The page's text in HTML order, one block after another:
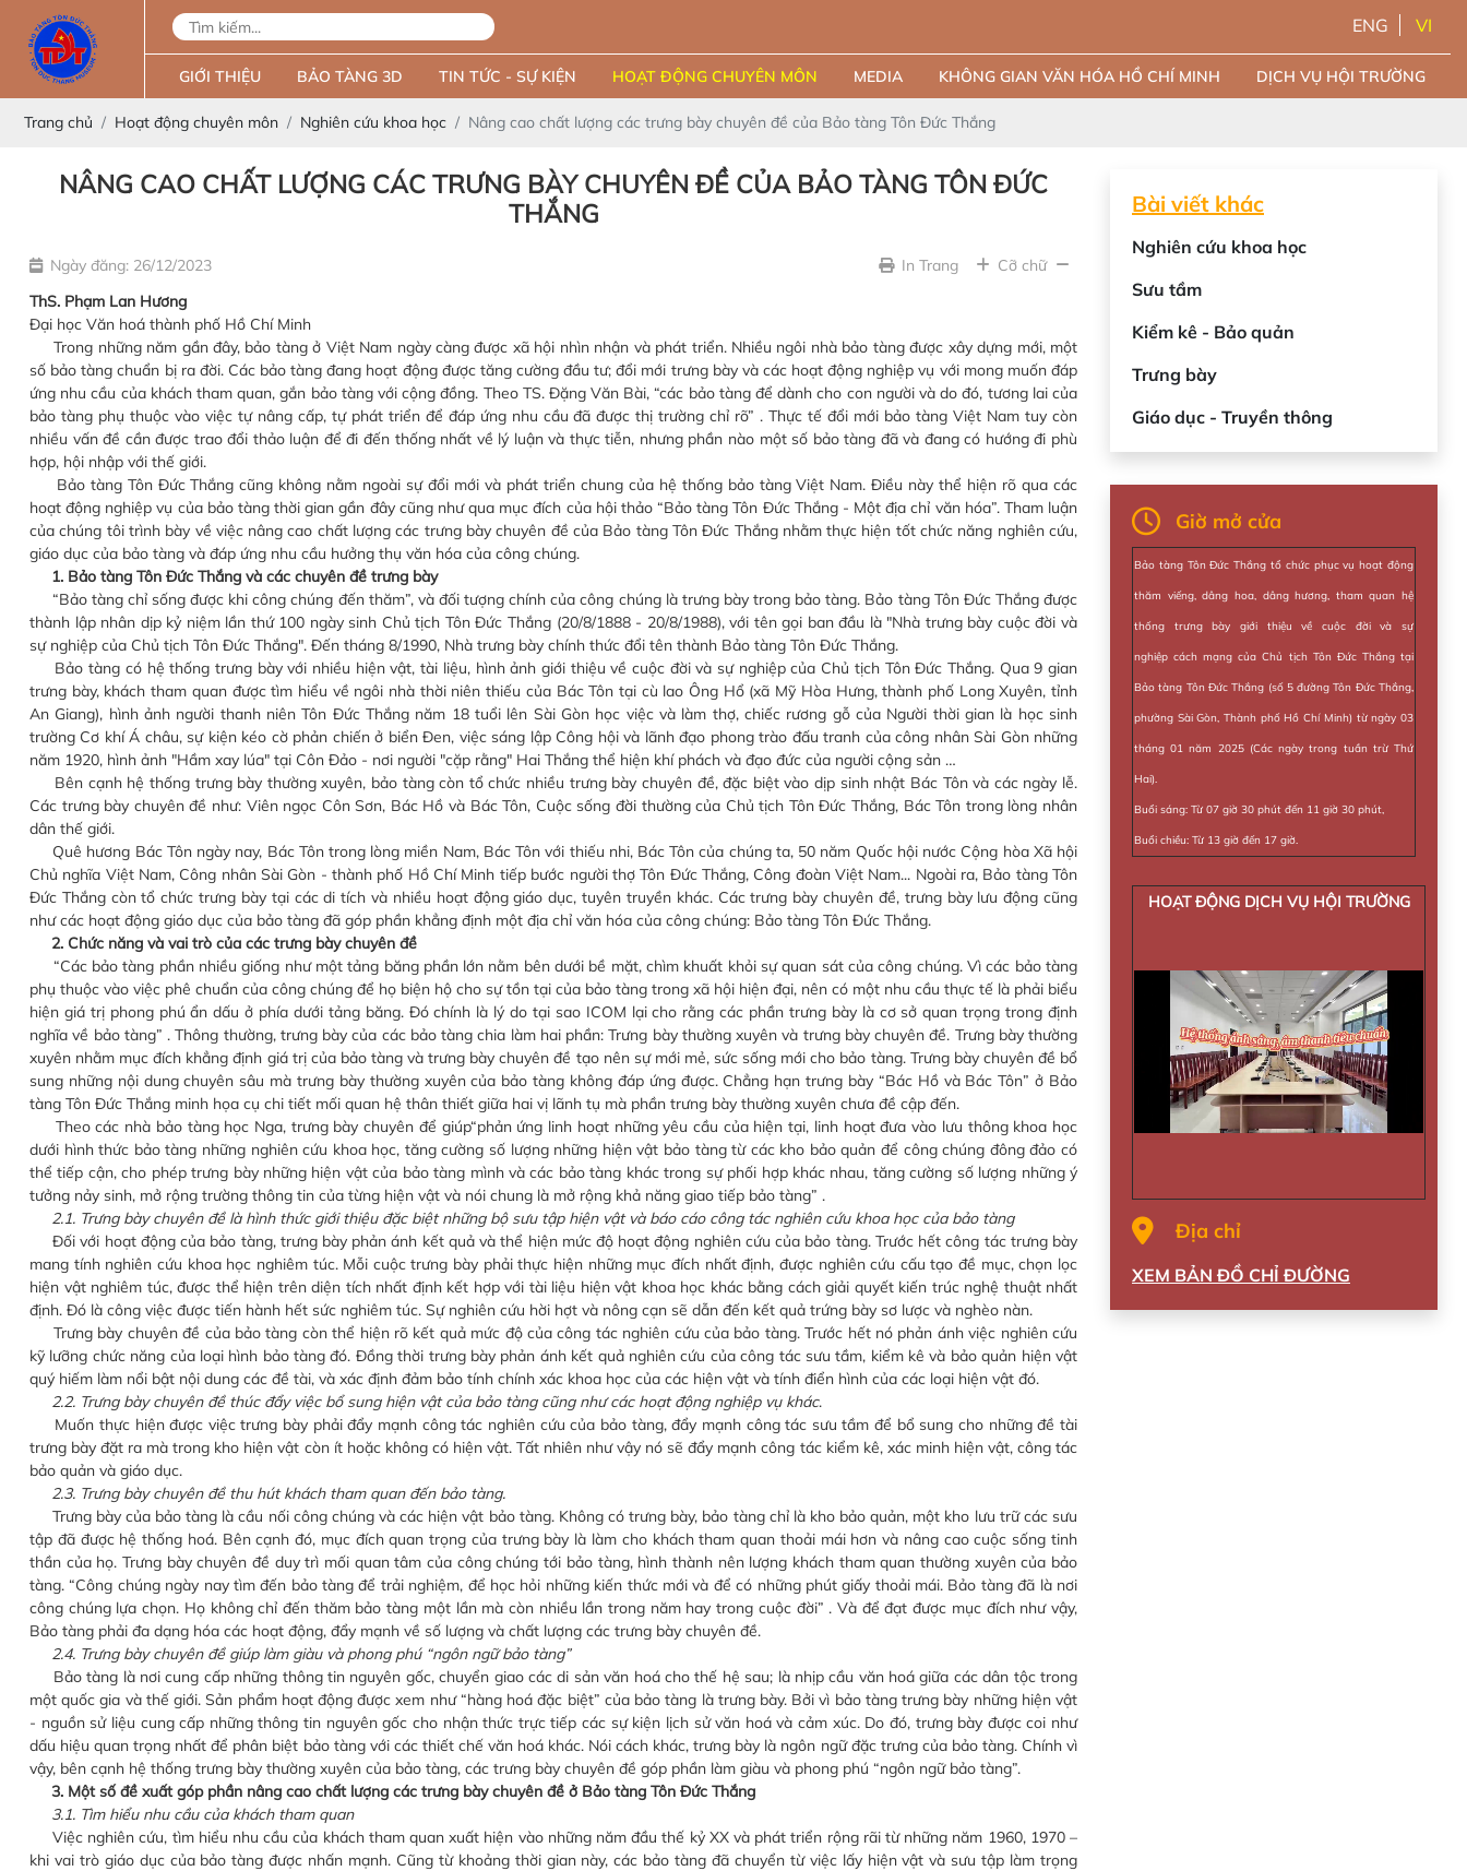
ENG VI
GIỚI THIỆU BẢO TÀNG 3D TIN TỨC - SỰ KIỆN HOẠT ĐỘNG CHUYÊN MÔN MEDIA KHÔNG GIAN VĂN HÓA HỒ CHÍ MINH DỊCH VỤ HỘI TRƯỜNG
Trang chủ Hoạt động chuyên môn Nghiên cứu khoa học Nâng cao chất lượng các trưng bày chuyên đề của Bảo tàng Tôn Đức Thắng
NÂNG CAO CHẤT LƯỢNG CÁC TRƯNG BÀY CHUYÊN ĐỀ CỦA BẢO TÀNG TÔN ĐỨC
THẮNG
Ngày đăng: 26/12/2023 In Trang
Cỡ chữ
ThS. Phạm Lan Hương
Đại học Văn hoá thành phố Hồ Chí Minh
Trong những năm gần đây, bảo tàng ở Việt Nam ngày càng được xã hội nhìn nhận và phát triển. Nhiều ngôi nhà bảo tàng được xây dựng mới, một
số bảo tàng chuẩn bị ra đời. Các bảo tàng đang hoạt động được tăng cường đầu tư; đổi mới trưng bày và các hoạt động nghiệp vụ với mong muốn đáp
ứng nhu cầu của khách tham quan, gắn bảo tàng với cộng đồng. Theo TS. Đặng Văn Bài, “các bảo tàng để dành cho con người và do đó, tương lai của
bảo tàng phụ thuộc vào việc tự nâng cấp, tự phát triển để đáp ứng nhu cầu đã được thị trường chỉ rõ” . Thực tế đổi mới bảo tàng Việt Nam tuy còn
nhiều vấn đề cần được trao đổi thảo luận để đi đến thống nhất về lý luận và thực tiễn, nhưng phần nào một số bảo tàng đã và đang có hướng đi phù
hợp, hội nhập với thế giới.
Bảo tàng Tôn Đức Thắng cũng không nằm ngoài sự đổi mới và phát triển chung của hệ thống bảo tàng Việt Nam. Điều này thể hiện rõ qua các
hoạt động nghiệp vụ của bảo tàng thời gian gần đây cũng như qua mục đích của hội thảo “Bảo tàng Tôn Đức Thắng - Một địa chỉ văn hóa”. Tham luận
của chúng tôi trình bày về việc nâng cao chất lượng các trưng bày chuyên đề của Bảo tàng Tôn Đức Thắng nhằm thực hiện tốt chức năng nghiên cứu,
giáo dục của bảo tàng và đáp ứng nhu cầu hưởng thụ văn hóa của công chúng.
1. Bảo tàng Tôn Đức Thắng và các chuyên đề trưng bày
“Bảo tàng chỉ sống được khi công chúng đến thăm”, và đối tượng chính của công chúng là trưng bày trong bảo tàng. Bảo tàng Tôn Đức Thắng được
thành lập nhân dịp kỷ niệm lần thứ 100 ngày sinh Chủ tịch Tôn Đức Thắng (20/8/1888 - 20/8/1988), với tên gọi ban đầu là "Nhà trưng bày cuộc đời và
sự nghiệp của Chủ tịch Tôn Đức Thắng". Đến tháng 8/1990, Nhà trưng bày chính thức đổi tên thành Bảo tàng Tôn Đức Thắng.
Bảo tàng có hệ thống trưng bày với nhiều hiện vật, tài liệu, hình ảnh giới thiệu về cuộc đời và sự nghiệp của Chủ tịch Tôn Đức Thắng. Qua 9 gian
trưng bày, khách tham quan được tìm hiểu về ngôi nhà thời niên thiếu của Bác Tôn tại cù lao Ông Hổ (xã Mỹ Hòa Hưng, thành phố Long Xuyên, tỉnh
An Giang), hình ảnh người thanh niên Tôn Đức Thắng năm 18 tuổi lên Sài Gòn học việc và làm thợ, chiếc rương gỗ của Người thời gian là học sinh
trường Cơ khí Á châu, sự kiện kéo cờ phản chiến ở biển Đen, việc sáng lập Công hội và lãnh đạo phong trào đấu tranh của công nhân Sài Gòn những
năm 1920, hình ảnh "Hầm xay lúa" tại Côn Đảo - nơi người "cặp rằng" Hai Thắng thể hiện khí phách và đạo đức của người cộng sản …
Bên cạnh hệ thống trưng bày thường xuyên, bảo tàng còn tổ chức nhiều trưng bày chuyên đề, đặc biệt vào dịp sinh nhật Bác Tôn và các ngày lễ.
Các trưng bày chuyên đề như: Viên ngọc Côn Sơn, Bác Hồ và Bác Tôn, Cuộc sống đời thường của Chủ tịch Tôn Đức Thắng, Bác Tôn trong lòng nhân
dân thế giới.
Quê hương Bác Tôn ngày nay, Bác Tôn trong lòng miền Nam, Bác Tôn với thiếu nhi, Bác Tôn của chúng ta, 50 năm Quốc hội nước Cộng hòa Xã hội
Chủ nghĩa Việt Nam, Công nhân Sài Gòn - thành phố Hồ Chí Minh tiếp bước người thợ Tôn Đức Thắng, Công đoàn Việt Nam... Ngoài ra, Bảo tàng Tôn
Đức Thắng còn tổ chức trưng bày tại các di tích và nhiều hoạt động giáo dục, tuyên truyền khác. Các trưng bày chuyên đề, trưng bày lưu động cũng
như các hoạt động giáo dục của bảo tàng đã góp phần khẳng định một địa chỉ văn hóa của công chúng: Bảo tàng Tôn Đức Thắng.
2. Chức năng và vai trò của các trưng bày chuyên đề
“Các bảo tàng phần nhiều giống như một tảng băng phần lớn nằm bên dưới bề mặt, chìm khuất khỏi sự quan sát của công chúng. Vì các bảo tàng
phụ thuộc vào việc phê chuẩn của công chúng để họ biện hộ cho sự tồn tại của bảo tàng trong xã hội hiện đại, nên có một nhu cầu thực tế là phải biểu
hiện giá trị phong phú ẩn dấu ở phía dưới tảng băng. Đó chính là lý do tại sao ICOM lại cho rằng các phần trưng bày là cơ sở quan trọng trong định
nghĩa về bảo tàng” . Thông thường, trưng bày của các bảo tàng chia làm hai phần: Trưng bày thường xuyên và trưng bày chuyên đề. Trưng bày thường
xuyên nhằm mục đích khẳng định giá trị của bảo tàng và trưng bày chuyên đề tạo nên sự mới mẻ, sức sống mới cho bảo tàng. Trưng bày chuyên đề bổ
sung những nội dung chuyên sâu mà trưng bày thường xuyên của bảo tàng không đáp ứng được. Chẳng hạn trưng bày “Bác Hồ và Bác Tôn” ở Bảo
tàng Tôn Đức Thắng minh họa cụ chi tiết mối quan hệ thân thiết giữa hai vị lãnh tụ mà phần trưng bày thường xuyên chưa đề cập đến.
Theo các nhà bảo tàng học Nga, trưng bày chuyên để giúp“phản ứng linh hoạt những yêu cầu của hiện tại, linh hoạt đưa vào lưu thông khoa học
dưới hình thức bảo tàng những nghiên cứu khoa học, tăng cường số lượng những hiện vật bảo tàng từ các kho bảo quản để công chúng đông đảo có
thể tiếp cận, cho phép trưng bày những hiện vật của bảo tàng mình và các bảo tàng khác trong sự phối hợp khác nhau, tăng cường số lượng những ý
tưởng nảy sinh, mở rộng trường thông tin của từng hiện vật và nói chung là mở rộng khả năng giao tiếp bảo tàng” .
2.1. Trưng bày chuyên đề là hình thức giới thiệu đặc biệt những bộ sưu tập hiện vật và báo cáo công tác nghiên cứu khoa học của bảo tàng
Đối với hoạt động của bảo tàng, trưng bày phản ánh kết quả và thể hiện mức độ hoạt động nghiên cứu của bảo tàng. Trước hết công tác trưng bày
mang tính nghiên cứu khoa học nghiêm túc. Mỗi cuộc trưng bày phải thực hiện những mục đích nhất định, được nghiên cứu cấu tạo đề mục, chọn lọc
hiện vật nghiêm túc, được thể hiện trên diện tích nhất định kết hợp với tài liệu hiện vật khoa học khác bằng cách giải quyết kiến trúc nghệ thuật nhất
định. Đó là công việc được tiến hành hết sức nghiêm túc. Sự nghiên cứu hời hợt và nông cạn sẽ dẫn đến kết quả trứng bày sơ lược và nghèo nàn.
Trưng bày chuyên đề của bảo tàng còn thể hiện rõ kết quả mức độ của công tác nghiên cứu của bảo tàng. Trước hết nó phản ánh việc nghiên cứu
kỹ lưỡng chức năng của loại hình bảo tàng đó. Đồng thời trưng bày phản ánh kết quả nghiên cứu của công tác sưu tầm, kiểm kê và bảo quản hiện vật
quý hiếm làm nổi bật nội dung các đề tài, và xác định đảm bảo tính chính xác khoa học của các hiện vật và tính điển hình của các loại hiện vật đó.
2.2. Trưng bày chuyên đề thúc đẩy việc bổ sung hiện vật của bảo tàng cũng như các hoạt động nghiệp vụ khác.
Muốn thực hiện được việc trưng bày phải đẩy mạnh công tác nghiên cứu của bảo tàng, đẩy mạnh công tác sưu tầm để bổ sung cho những đề tài
trưng bày đặt ra mà trong kho hiện vật còn ít hoặc không có hiện vật. Tất nhiên như vậy nó sẽ đẩy mạnh công tác kiểm kê, xác minh hiện vật, công tác
bảo quản và giáo dục.
2.3. Trưng bày chuyên đề thu hút khách tham quan đến bảo tàng.
Trưng bày của bảo tàng là cầu nối công chúng và các hiện vật bảo tàng. Không có trưng bày, bảo tàng chỉ là kho bảo quản, một kho lưu trữ các sưu
tập đã được hệ thống hoá. Bên cạnh đó, mục đích quan trọng của trưng bày là làm cho khách tham quan thoải mái hơn và nâng cao cuộc sống tinh
thần của họ. Trưng bày chuyên đề duy trì mối quan tâm của công chúng tới bảo tàng, hình thành nên lượng khách tham quan thường xuyên của bảo
tàng. “Công chúng ngày nay tìm đến bảo tàng để trải nghiệm, để học hỏi những kiến thức mới và để có những phút giấy thoải mái. Bảo tàng đã là nơi
công chúng lựa chọn. Họ không chỉ đến thăm bảo tàng một lần mà còn nhiều lần trong năm hay trong cuộc đời” . Và để đạt được mục đích như vậy,
Bảo tàng phải đa dạng hóa các hoạt động, đẩy mạnh về số lượng và chất lượng các trưng bày chuyên đề.
2.4. Trưng bày chuyên đề giúp làm giàu và phong phú “ngôn ngữ bảo tàng”
Bảo tàng là nơi cung cấp những thông tin nguyên gốc, chuyển giao các di sản văn hoá cho thế hệ sau; là nhịp cầu văn hoá giữa các dân tộc trong
một quốc gia và thế giới. Sản phẩm hoạt động được xem như “hàng hoá đặc biệt” của bảo tàng là trưng bày. Bởi vì bảo tàng trưng bày những hiện vật
- nguồn sử liệu cung cấp những thông tin nguyên gốc cho nhận thức trực tiếp các sự kiện lịch sử văn hoá và cảm xúc. Do đó, trưng bày được coi như
dấu hiệu quan trọng nhất để phân biệt bảo tàng với các thiết chế văn hoá khác. Nói cách khác, trưng bày là ngôn ngữ đặc trưng của bảo tàng. Chính vì
vậy, bên cạnh hệ thống trưng bày thường xuyên của bảo tàng, các trưng bày chuyên đề góp phần làm giàu và phong phú “ngôn ngữ bảo tàng”.
3. Một số đề xuất góp phần nâng cao chất lượng các trưng bày chuyên đề ở Bảo tàng Tôn Đức Thắng
3.1. Tìm hiểu nhu cầu của khách tham quan
Việc nghiên cứu, tìm hiểu nhu cầu của khách tham quan xuất hiện vào những năm đầu thế kỷ XX và phát triển rộng rãi từ những năm 1960, 1970 –
khi vai trò giáo dục của bảo tàng được nhấn mạnh. Cũng từ khoảng thời gian này, các bảo tàng đã chuyển từ việc lấy hiện vật và sưu tập làm trọng
Bài viết khác
Nghiên cứu khoa học
Sưu tầm
Kiểm kê - Bảo quản
Trưng bày
Giáo dục - Truyền thông
Giờ mở cửa
Bảo tàng Tôn Đức Thắng tổ chức phục vụ hoạt động
thăm viếng, dâng hoa, dâng hương, tham quan hệ
thống trưng bày giới thiệu về cuộc đời và sự
nghiệp cách mạng của Chủ tịch Tôn Đức Thắng tại
Bảo tàng Tôn Đức Thắng (số 5 đường Tôn Đức Thắng,
phường Sài Gòn, Thành phố Hồ Chí Minh) từ ngày 03
tháng 01 năm 2025 (Các ngày trong tuần trừ Thứ
Hai).
Buổi sáng: Từ 07 giờ 30 phút đến 11 giờ 30 phút,
Buổi chiều: Từ 13 giờ đến 17 giờ.
HOẠT ĐỘNG DỊCH VỤ HỘI TRƯỜNG
Địa chỉ
XEM BẢN ĐỒ CHỈ ĐƯỜNG